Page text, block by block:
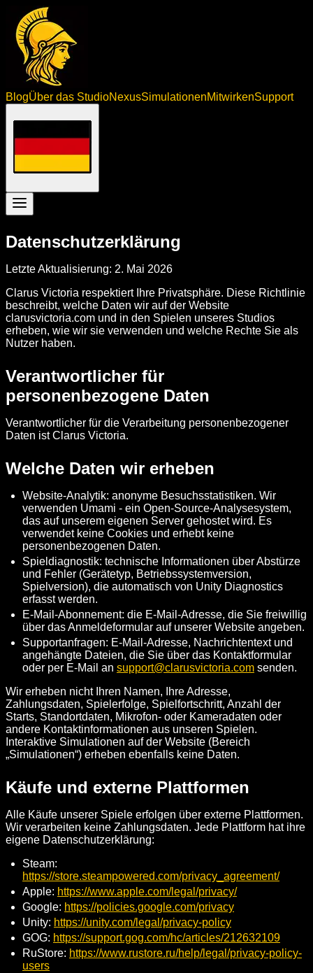
BlogÜber das StudioNexusSimulationenMitwirkenSupport
Datenschutzerklärung
Letzte Aktualisierung: 2. Mai 2026
Clarus Victoria respektiert Ihre Privatsphäre. Diese Richtlinie
beschreibt, welche Daten wir auf der Website
clarusvictoria.com und in den Spielen unseres Studios
erheben, wie wir sie verwenden und welche Rechte Sie als
Nutzer haben.
Verantwortlicher für
personenbezogene Daten
Verantwortlicher für die Verarbeitung personenbezogener
Daten ist Clarus Victoria.
Welche Daten wir erheben
Website-Analytik: anonyme Besuchsstatistiken. Wir
verwenden Umami - ein Open-Source-Analysesystem,
das auf unserem eigenen Server gehostet wird. Es
verwendet keine Cookies und erhebt keine
personenbezogenen Daten.
Spieldiagnostik: technische Informationen über Abstürze
und Fehler (Gerätetyp, Betriebssystemversion,
Spielversion), die automatisch von Unity Diagnostics
erfasst werden.
E-Mail-Abonnement: die E-Mail-Adresse, die Sie freiwillig
über das Anmeldeformular auf unserer Website angeben.
Supportanfragen: E-Mail-Adresse, Nachrichtentext und
angehängte Dateien, die Sie über das Kontaktformular
oder per E-Mail an support@clarusvictoria.com senden.
Wir erheben nicht Ihren Namen, Ihre Adresse,
Zahlungsdaten, Spielerfolge, Spielfortschritt, Anzahl der
Starts, Standortdaten, Mikrofon- oder Kameradaten oder
andere Kontaktinformationen aus unseren Spielen.
Interaktive Simulationen auf der Website (Bereich
„Simulationen“) erheben ebenfalls keine Daten.
Käufe und externe Plattformen
Alle Käufe unserer Spiele erfolgen über externe Plattformen.
Wir verarbeiten keine Zahlungsdaten. Jede Plattform hat ihre
eigene Datenschutzerklärung:
Steam:
https://store.steampowered.com/privacy_agreement/
Apple: https://www.apple.com/legal/privacy/
Google: https://policies.google.com/privacy
Unity: https://unity.com/legal/privacy-policy
GOG: https://support.gog.com/hc/articles/212632109
RuStore: https://www.rustore.ru/help/legal/privacy-policy-
users